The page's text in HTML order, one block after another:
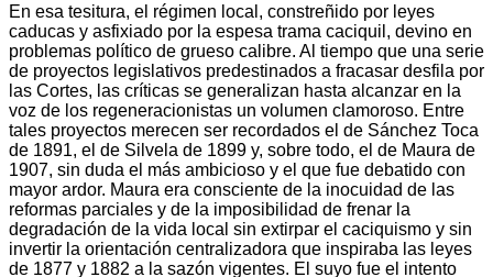
En esa tesitura, el régimen local, constreñido por leyes
caducas y asfixiado por la espesa trama caciquil, devino en
problemas político de grueso calibre. Al tiempo que una serie
de proyectos legislativos predestinados a fracasar desfila por
las Cortes, las críticas se generalizan hasta alcanzar en la
voz de los regeneracionistas un volumen clamoroso. Entre
tales proyectos merecen ser recordados el de Sánchez Toca
de 1891, el de Silvela de 1899 y, sobre todo, el de Maura de
1907, sin duda el más ambicioso y el que fue debatido con
mayor ardor. Maura era consciente de la inocuidad de las
reformas parciales y de la imposibilidad de frenar la
degradación de la vida local sin extirpar el caciquismo y sin
invertir la orientación centralizadora que inspiraba las leyes
de 1877 y 1882 a la sazón vigentes. El suyo fue el intento